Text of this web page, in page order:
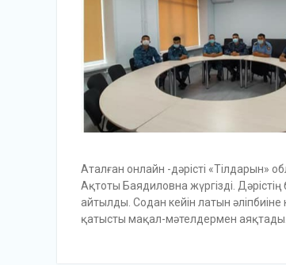
Аталған онлайн -дәрісті «Тілдарын»
Ақтоты Баядиловна жүргізді.
айтылды. Содан кейін латын әліпбиіне
қатысты мақал-мәтелдермен аяқтады.